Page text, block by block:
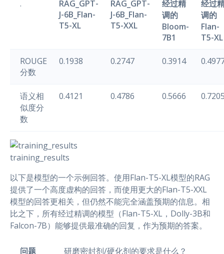
.
RAG_GPT-
J-6B_Flan-
T5-XL
RAG_GPT-
J-6B_Flan-
T5-XXL
经过精
调的
Bloom-
7B1
经过
调的
Flan-
T5-XL
ROUGE
分数
0.1938 0.2747 0.3914
语义相
似度分
数
0.4121 0.4786 0.5666
training_results
以下是模型的一个示例回答。使用Flan-T5-XL模型的RAG
提供了一个高度虚构的回答，而使用更大的Flan-T5-XXL
模型的回答更相关，但仍然不能完全涵盖预期的信息。相
比之下，所有经过精调的模型（Flan-T5-XL，Dolly-3B和
Falcon-7B）能够提供最准确的回复，作为预期的答案。
问题
研磨密封剂/硬化剂的要求是什么？